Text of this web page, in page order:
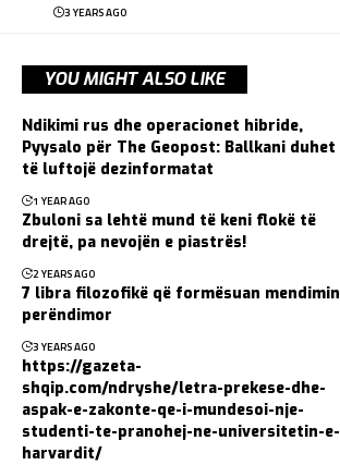
3 YEARS AGO
YOU MIGHT ALSO LIKE
Ndikimi rus dhe operacionet hibride,
Pyysalo për The Geopost: Ballkani duhet
të luftojë dezinformatat
1 YEAR AGO
Zbuloni sa lehtë mund të keni flokë të
drejtë, pa nevojën e piastrës!
2 YEARS AGO
7 libra filozofikë që formësuan mendimin
perëndimor
3 YEARS AGO
https://gazeta-
shqip.com/ndryshe/letra-prekese-dhe-
aspak-e-zakonte-qe-i-mundesoi-nje-
studenti-te-pranohej-ne-universitetin-e-
harvardit/